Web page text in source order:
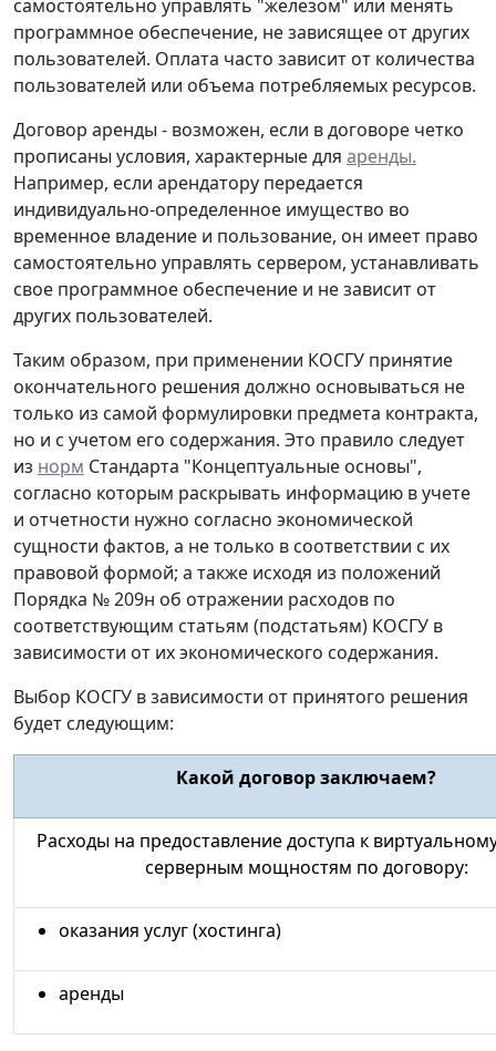
самостоятельно управлять "железом" или менять
программное обеспечение, не зависящее от других
пользователей. Оплата часто зависит от количества
пользователей или объема потребляемых ресурсов.
Договор аренды - возможен, если в договоре четко
прописаны условия, характерные для аренды.
Например, если арендатору передается
индивидуально-определенное имущество во
временное владение и пользование, он имеет право
самостоятельно управлять сервером, устанавливать
свое программное обеспечение и не зависит от
других пользователей.
Таким образом, при применении КОСГУ принятие
окончательного решения должно основываться не
только из самой формулировки предмета контракта,
но и с учетом его содержания. Это правило следует
из норм Стандарта "Концептуальные основы",
согласно которым раскрывать информацию в учете
и отчетности нужно согласно экономической
сущности фактов, а не только в соответствии с их
правовой формой; а также исходя из положений
Порядка № 209н об отражении расходов по
соответствующим статьям (подстатьям) КОСГУ в
зависимости от их экономического содержания.
Выбор КОСГУ в зависимости от принятого решения
будет следующим:
Какой договор заключаем?
Расходы на предоставление доступа к
серверным мощностям по договору:
оказания услуг (хостинга)
аренды